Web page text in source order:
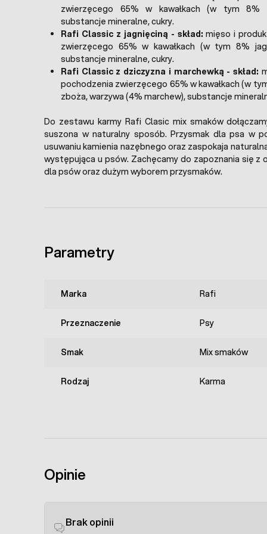
zwierzęcego 65% w kawałkach (w tym 8%
substancje mineralne, cukry.
Rafi Classic z jagnięciną - skład: mięso i
zwierzęcego 65% w kawałkach (w tym 8%
substancje mineralne, cukry.
Rafi Classic z dziczyzna i marchewką - skład:
pochodzenia zwierzęcego 65% w kawałkach (w
zboża, warzywa (4% marchew), substancje
Do zestawu karmy Rafi Clasic mix smaków
suszona w naturalny sposób. Przysmak dla psa w
usuwaniu kamienia nazębnego oraz zaspokaja
występująca u psów. Zachęcamy do zapoznania się z
dla psów oraz dużym wyborem przysmaków.
Parametry
Marka Rafi
Przeznaczenie Psy
Smak Mix smaków
Rodzaj Karma
Opinie
Brak opinii